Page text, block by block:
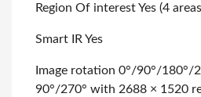
Region Of interest Yes (4
Smart IR Yes
Image rotation 0°/90°/180°/
90°/270° with 2688 × 1520